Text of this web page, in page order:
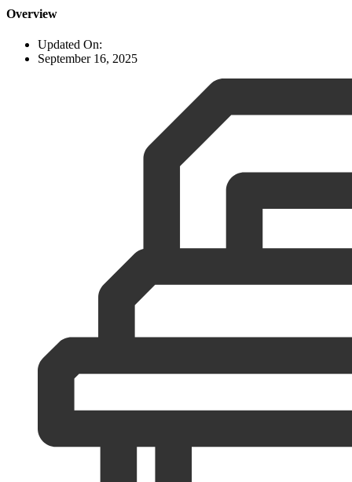
Overview
Updated On:
September 16, 2025